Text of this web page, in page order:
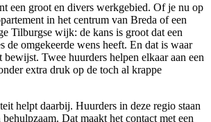
een groot en divers werkgebied. Of je nu op
in het centrum van Breda of een
Tilburgse wijk: de kans is groot dat een
de omgekeerde wens heeft. En dat is waar
Twee huurders helpen elkaar aan een
extra druk op de toch al krappe
helpt daarbij. Huurders in deze regio staan
Dat maakt het contact met een